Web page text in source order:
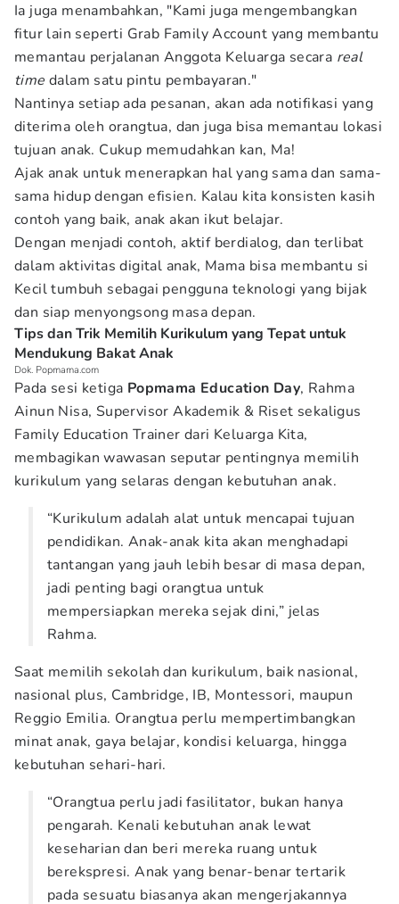
Ia juga menambahkan, "Kami juga mengembangkan
fitur lain seperti Grab Family Account yang membantu
memantau perjalanan Anggota Keluarga secara real
time dalam satu pintu pembayaran."
Nantinya setiap ada pesanan, akan ada notifikasi yang
diterima oleh orangtua, dan juga bisa memantau lokasi
tujuan anak. Cukup memudahkan kan, Ma!
Ajak anak untuk menerapkan hal yang sama dan sama-
sama hidup dengan efisien. Kalau kita konsisten kasih
contoh yang baik, anak akan ikut belajar.
Dengan menjadi contoh, aktif berdialog, dan terlibat
dalam aktivitas digital anak, Mama bisa membantu si
Kecil tumbuh sebagai pengguna teknologi yang bijak
dan siap menyongsong masa depan.
Tips dan Trik Memilih Kurikulum yang Tepat untuk
Mendukung Bakat Anak
Dok. Popmama.com
Pada sesi ketiga Popmama Education Day, Rahma
Ainun Nisa, Supervisor Akademik & Riset sekaligus
Family Education Trainer dari Keluarga Kita,
membagikan wawasan seputar pentingnya memilih
kurikulum yang selaras dengan kebutuhan anak.
“Kurikulum adalah alat untuk mencapai tujuan
pendidikan. Anak-anak kita akan menghadapi
tantangan yang jauh lebih besar di masa depan,
jadi penting bagi orangtua untuk
mempersiapkan mereka sejak dini,” jelas
Rahma.
Saat memilih sekolah dan kurikulum, baik nasional,
nasional plus, Cambridge, IB, Montessori, maupun
Reggio Emilia. Orangtua perlu mempertimbangkan
minat anak, gaya belajar, kondisi keluarga, hingga
kebutuhan sehari-hari.
“Orangtua perlu jadi fasilitator, bukan hanya
pengarah. Kenali kebutuhan anak lewat
keseharian dan beri mereka ruang untuk
berekspresi. Anak yang benar-benar tertarik
pada sesuatu biasanya akan mengerjakannya